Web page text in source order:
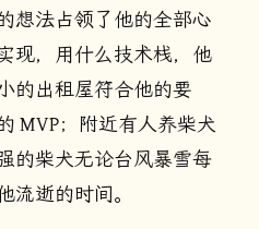
想法占领了他的全部心
现，用什么技术栈，他
的出租屋符合他的要
MVP；附近有人养柴犬
的柴犬无论台风暴雪每
流逝的时间。